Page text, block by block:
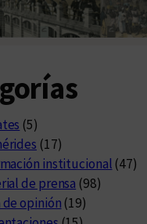
(5)
(17)
institucional (47)
de prensa (98)
opinión (19)